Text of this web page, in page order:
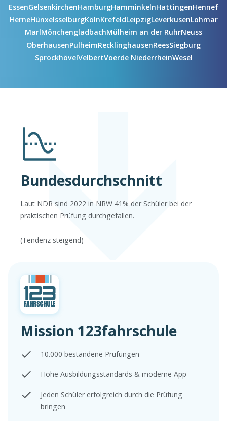
EssenGelsenkirchenHamburgHamminkelnHattingenHennef
HerneHünxeIsselburgKölnKrefeldLeipzigLeverkusenLohmar
MarlMönchengladbachMülheim an der RuhrNeuss
OberhausenPulheimRecklinghausenReesSiegburg
SprockhövelVelbertVoerde NiederrheinWesel
Bundesdurchschnitt
Laut NDR sind 2022 in NRW 41% der Schüler bei der
praktischen Prüfung durchgefallen.
(Tendenz steigend)
Mission 123fahrschule
10.000 bestandene Prüfungen
Hohe Ausbildungsstandards & moderne App
Jeden Schüler erfolgreich durch die Prüfung
bringen